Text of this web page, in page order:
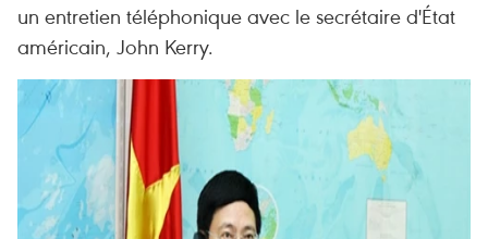
un entretien téléphonique avec le secrétaire d'État
américain, John Kerry.